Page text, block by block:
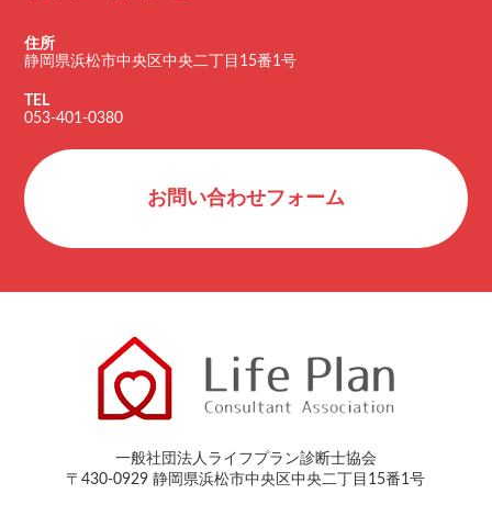
住所
静岡県浜松市中央区中央二丁目15番1号
TEL
053-401-0380
お問い合わせフォーム
一般社団法人ライフプラン診断士協会
〒430-0929 静岡県浜松市中央区中央二丁目15番1号